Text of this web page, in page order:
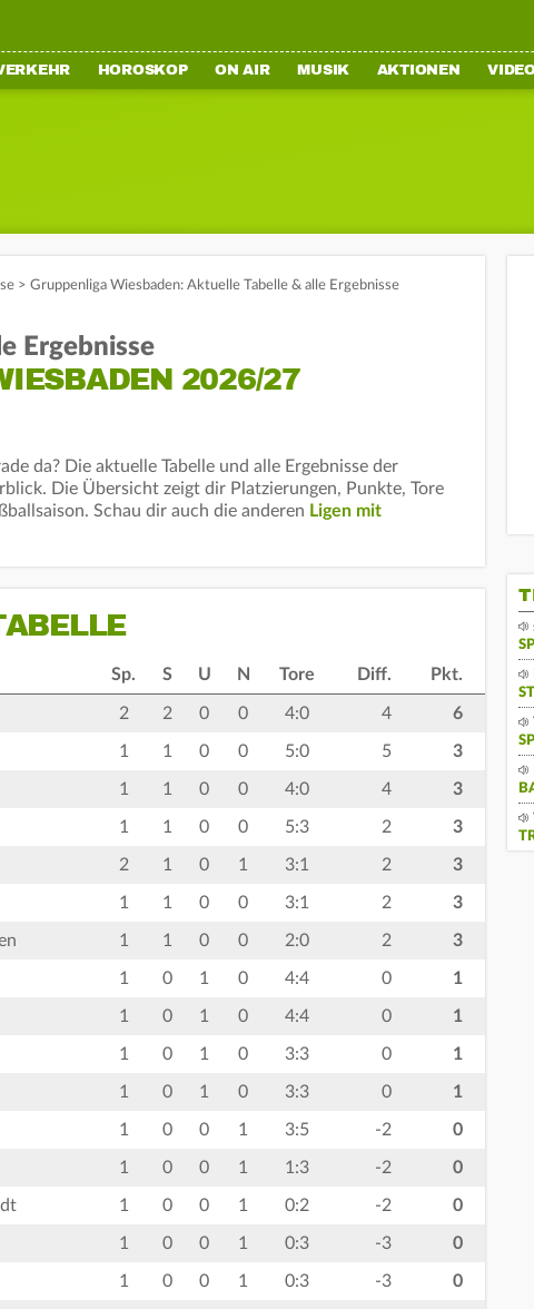
HOROSKOP ON AIR MUSIK AKTIONEN
> Gruppenliga Wiesbaden: Aktuelle Tabelle & alle Ergebnisse
Ergebnisse
2026/27
da? Die aktuelle Tabelle und alle Ergebnisse der
Die Übersicht zeigt dir Platzierungen, Punkte, Tore
Schau dir auch die anderen Ligen mit
Sp. S U N Tore Diff. Pkt.
2 2 0 0 4:0 4 6
1 1 0 0 5:0 5 3
1 1 0 0 4:0 4 3
1 1 0 0 5:3 2 3
2 1 0 1 3:1 2 3
1 1 0 0 3:1 2 3
1 1 0 0 2:0 2 3
1 0 1 0 4:4 0 1
1 0 1 0 4:4 0 1
1 0 1 0 3:3 0 1
1 0 1 0 3:3 0 1
1 0 0 1 3:5 -2 0
1 0 0 1 1:3 -2 0
1 0 0 1 0:2 -2 0
1 0 0 1 0:3 -3 0
1 0 0 1 0:3 -3 0